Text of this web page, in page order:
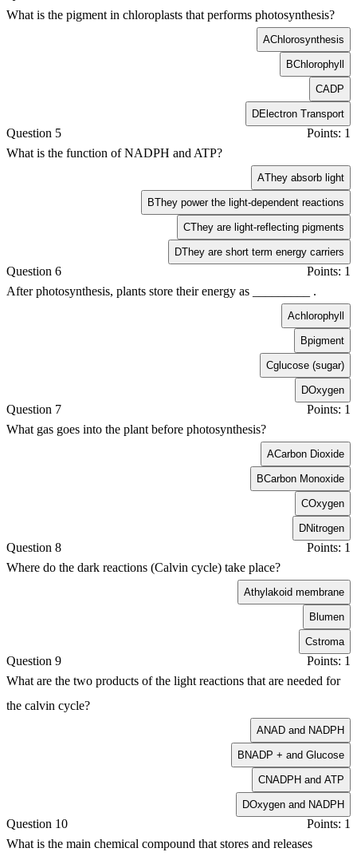
What is the pigment in chloroplasts that performs photosynthesis?
AChlorosynthesis
BChlorophyll
CADP
DElectron Transport
Question 5
Points: 1
What is the function of NADPH and ATP?
AThey absorb light
BThey power the light-dependent reactions
CThey are light-reflecting pigments
DThey are short term energy carriers
Question 6
Points: 1
After photosynthesis, plants store their energy as _________ .
Achlorophyll
Bpigment
Cglucose (sugar)
DOxygen
Question 7
Points: 1
What gas goes into the plant before photosynthesis?
ACarbon Dioxide
BCarbon Monoxide
COxygen
DNitrogen
Question 8
Points: 1
Where do the dark reactions (Calvin cycle) take place?
Athylakoid membrane
Blumen
Cstroma
Question 9
Points: 1
What are the two products of the light reactions that are needed for
the calvin cycle?
ANAD and NADPH
BNADP + and Glucose
CNADPH and ATP
DOxygen and NADPH
Question 10
Points: 1
What is the main chemical compound that stores and releases